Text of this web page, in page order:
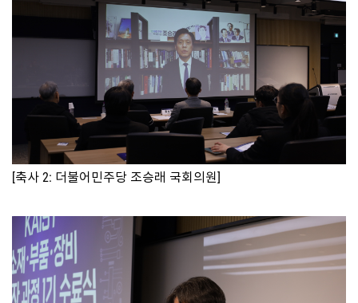
[축사 2: 더불어민주당 조승래 국회의원]